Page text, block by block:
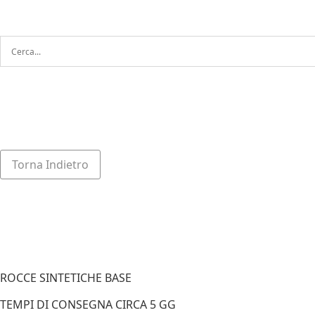
Torna Indietro
ROCCE SINTETICHE BASE
TEMPI DI CONSEGNA CIRCA 5 GG